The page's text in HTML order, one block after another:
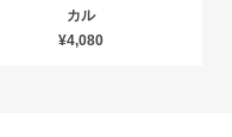
カル
¥4,080